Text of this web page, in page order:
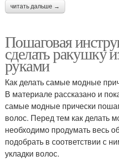
читать дальше →
Пошаговая
сделать ракушку
руками
Как делать самые модные
В материале рассказано и
самые модные прически
волос. Перед тем как делать
необходимо продумать весь
подобрать в соответствии с
укладки волос.